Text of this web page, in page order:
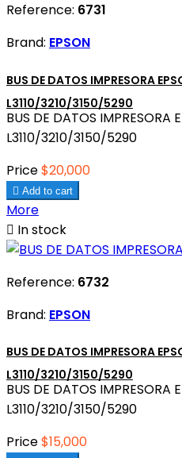
Reference: 6731
Brand: EPSON
BUS DE DATOS IMPRESORA
L3110/3210/3150/5290
BUS DE DATOS IMPRESORA
L3110/3210/3150/5290
Price$20,000
 Add to cart
More
 In stock
Reference: 6732
Brand: EPSON
BUS DE DATOS IMPRESORA
L3110/3210/3150/5290
BUS DE DATOS IMPRESORA
L3110/3210/3150/5290
Price$15,000